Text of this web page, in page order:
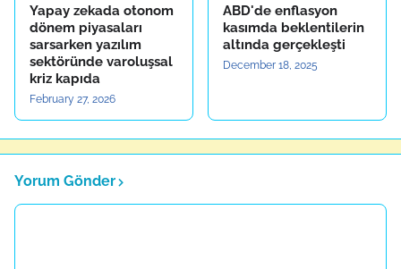
Yapay zekada otonom
dönem piyasaları
sarsarken yazılım
sektöründe varoluşsal
kriz kapıda
February 27, 2026
ABD'de enflasyon
kasımda beklentilerin
altında gerçekleşti
December 18, 2025
Yorum Gönder